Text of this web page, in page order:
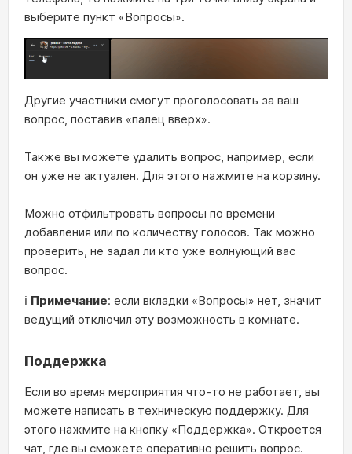
выберите пункт «Вопросы».
Другие участники смогут проголосовать за ваш
вопрос, поставив «палец вверх».
Также вы можете удалить вопрос, например, если
он уже не актуален. Для этого нажмите на корзину.
Можно отфильтровать вопросы по времени
добавления или по количеству голосов. Так можно
проверить, не задал ли кто уже волнующий вас
вопрос.
ℹ️ Примечание: если вкладки «Вопросы» нет, значит
ведущий отключил эту возможность в комнате.
Поддержка
Если во время мероприятия что-то не работает, вы
можете написать в техническую поддержку. Для
этого нажмите на кнопку «Поддержка». Откроется
чат, где вы сможете оперативно решить вопрос.